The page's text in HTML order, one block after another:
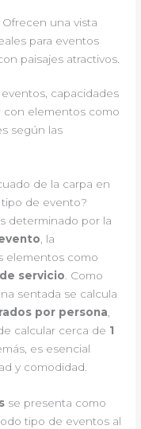
Ofrecen una vista
para eventos
paisajes atractivos.
capacidades
con elementos como
según las
de la carpa en
de evento?
determinado por la
, la
elementos como
servicio. Como
sentada se calcula
por persona,
calcular cerca de 1
es esencial
y comodidad.
se presenta como
tipo de eventos al